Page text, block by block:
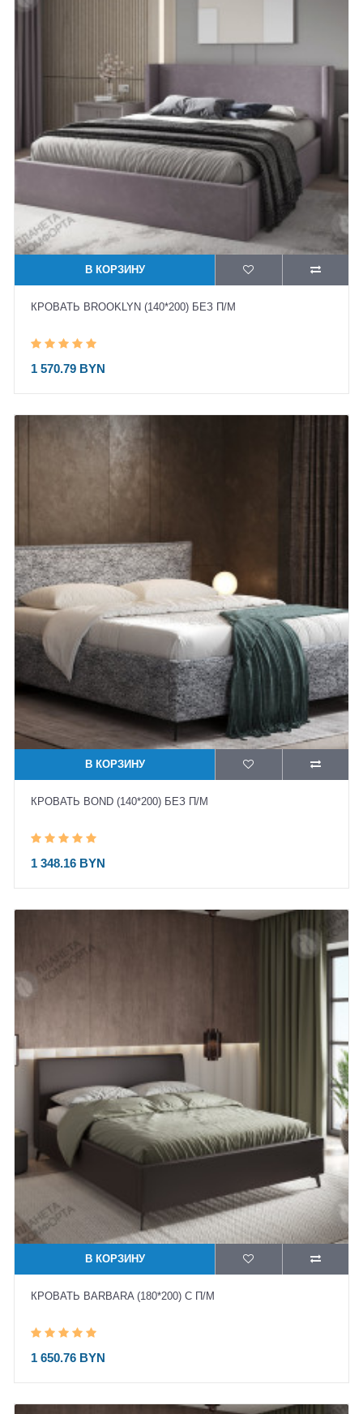
В КОРЗИНУ
КРОВАТЬ BROOKLYN (140*200) БЕЗ П/М
1 570.79 BYN
В КОРЗИНУ
КРОВАТЬ BOND (140*200) БЕЗ П/М
1 348.16 BYN
В КОРЗИНУ
КРОВАТЬ BARBARA (180*200) С П/М
1 650.76 BYN